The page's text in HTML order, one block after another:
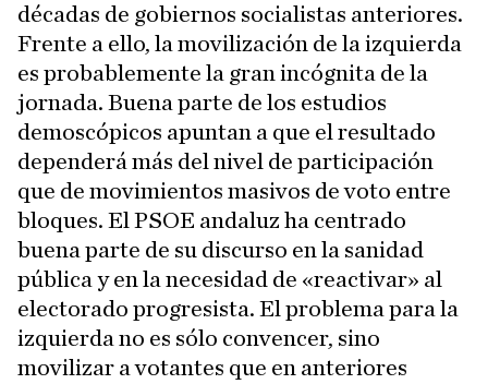
décadas de gobiernos socialistas anteriores.
Frente a ello, la movilización de la izquierda
es probablemente la gran incógnita de la
jornada. Buena parte de los estudios
demoscópicos apuntan a que el resultado
dependerá más del nivel de participación
que de movimientos masivos de voto entre
bloques. El PSOE andaluz ha centrado
buena parte de su discurso en la sanidad
pública y en la necesidad de «reactivar» al
electorado progresista. El problema para la
izquierda no es sólo convencer, sino
movilizar a votantes que en anteriores